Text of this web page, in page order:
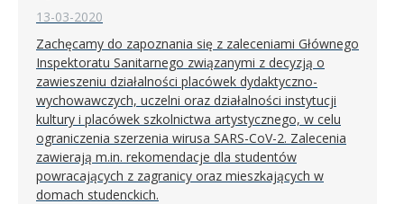
13-03-2020
Zachęcamy do zapoznania się z zaleceniami Głównego
Inspektoratu Sanitarnego związanymi z decyzją o
zawieszeniu działalności placówek dydaktyczno-
wychowawczych, uczelni oraz działalności instytucji
kultury i placówek szkolnictwa artystycznego, w celu
ograniczenia szerzenia wirusa SARS-CoV-2. Zalecenia
zawierają m.in. rekomendacje dla studentów
powracających z zagranicy oraz mieszkających w
domach studenckich.